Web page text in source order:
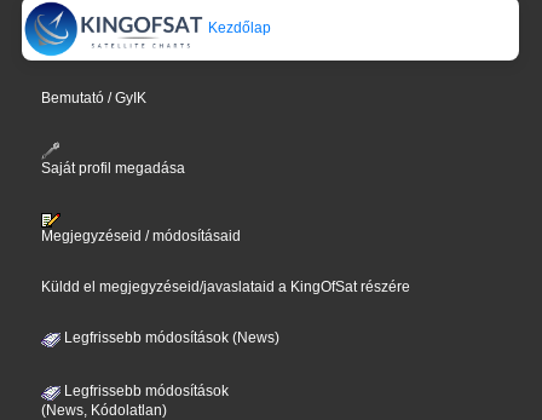
Kezdőlap
Bemutató / GyIK
Saját profil megadása
Megjegyzéseid / módosításaid
Küldd el megjegyzéseid/javaslataid a KingOfSat részére
Legfrissebb módosítások (News)
Legfrissebb módosítások
(News, Kódolatlan)